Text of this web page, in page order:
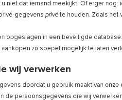
niet dat iemand meekijkt. Of erger
gegevens privéte houden. Zoals het
opgeslagen in een beveiligde
zo soepel mogelijk te laten
wij verwerken
doordat u gebruik maakt van
de persoonsgegevens die wij